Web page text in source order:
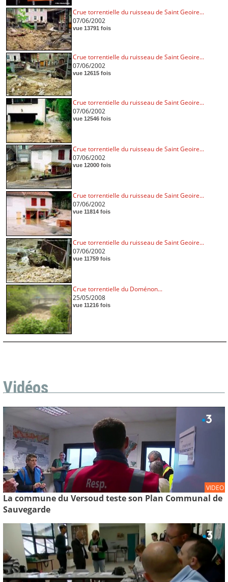
Crue torrentielle du ruisseau de Saint Geoire...
07/06/2002
vue 13791 fois
Crue torrentielle du ruisseau de Saint Geoire...
07/06/2002
vue 12615 fois
Crue torrentielle du ruisseau de Saint Geoire...
07/06/2002
vue 12546 fois
Crue torrentielle du ruisseau de Saint Geoire...
07/06/2002
vue 12000 fois
Crue torrentielle du ruisseau de Saint Geoire...
07/06/2002
vue 11814 fois
Crue torrentielle du ruisseau de Saint Geoire...
07/06/2002
vue 11759 fois
Crue torrentielle du Doménon...
25/05/2008
vue 11216 fois
Vidéos
VIDEO
La commune du Versoud teste son Plan Communal de
Sauvegarde